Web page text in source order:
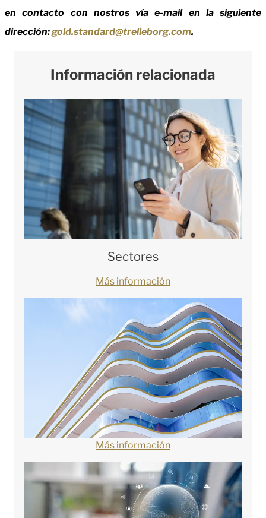
en contacto con nostros vía e-mail en la siguiente
dirección:gold.standard@trelleborg.com.
Información relacionada
Sectores
Más información
Más información